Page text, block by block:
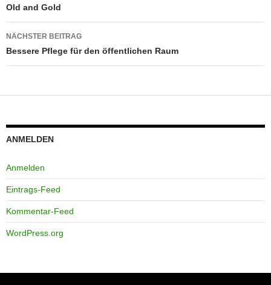
Old and Gold
NÄCHSTER BEITRAG
Bessere Pflege für den öffentlichen Raum
ANMELDEN
Anmelden
Eintrags-Feed
Kommentar-Feed
WordPress.org